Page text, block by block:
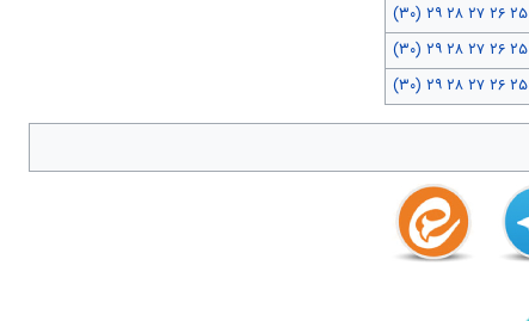
۲۵ ۲۶ ۲۷ ۲۸ ۲۹ (۳۰)
۲۵ ۲۶ ۲۷ ۲۸ ۲۹ (۳۰)
۲۵ ۲۶ ۲۷ ۲۸ ۲۹ (۳۰)